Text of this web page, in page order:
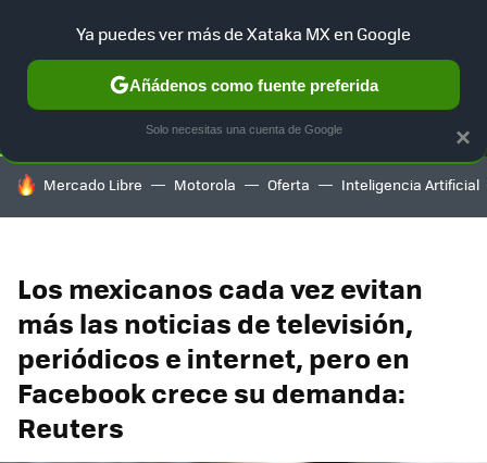
SELECCIÓN GAMING HOME AUTO TERRITORIO
HOY SE HABLA DE
Mercado Libre Motorola Oferta Inteligencia Artificial
Los mexicanos cada vez evitan
más las noticias de televisión,
periódicos e internet, pero en
Facebook crece su demanda:
Reuters
×
Ya puedes ver más de Xataka MX en Google
Añádenos como fuente preferida
Solo necesitas una cuenta de Google